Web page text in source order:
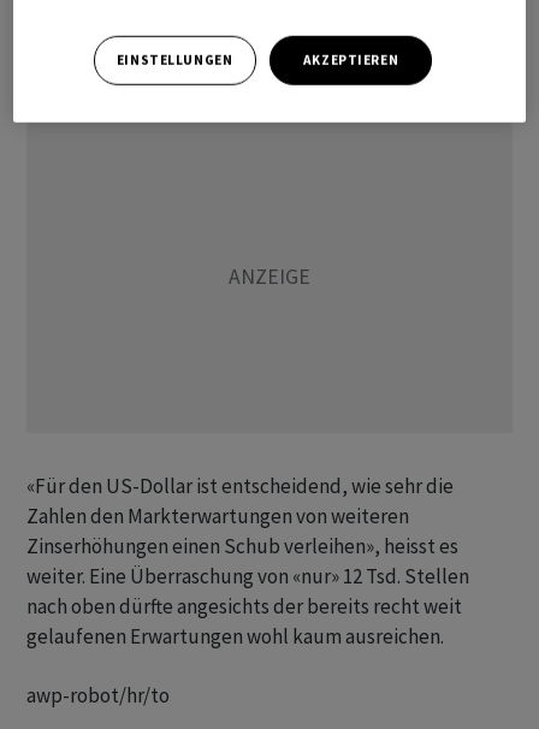
Arbeitsmarkt zuletzt wieder etwas stabilisiert zu
«Für den US-Dollar ist entscheidend, wie sehr die
Zahlen den Markterwartungen von weiteren
Zinserhöhungen einen Schub verleihen», heisst es
weiter. Eine Überraschung von «nur» 12 Tsd. Stellen
nach oben dürfte angesichts der bereits recht weit
gelaufenen Erwartungen wohl kaum ausreichen.
awp-robot/hr/to
EINSTELLUNGEN AKZEPTIEREN